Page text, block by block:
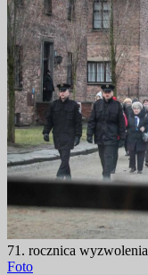
71. rocznica wyzwolenia
Foto